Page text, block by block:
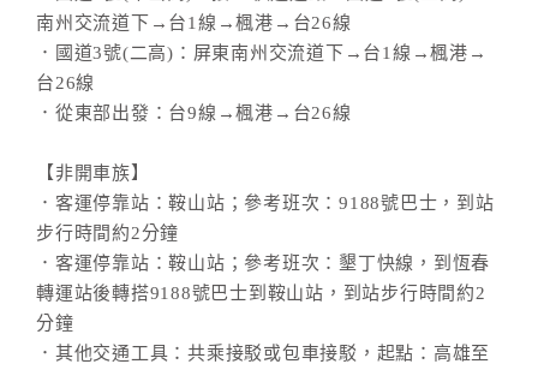
南州交流道下→台1線→楓港→台26線
．國道3號(二高)：屏東南州交流道下→台1線→楓港→
台26線
．從東部出發：台9線→楓港→台26線
【非開車族】
．客運停靠站：鞍山站；參考班次：9188號巴士，到站
步行時間約2分鐘
．客運停靠站：鞍山站；參考班次：墾丁快線，到恆春
轉運站後轉搭9188號巴士到鞍山站，到站步行時間約2
分鐘
．其他交通工具：共乘接駁或包車接駁，起點：高雄至